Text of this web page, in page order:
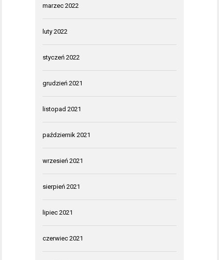
marzec 2022
luty 2022
styczeń 2022
grudzień 2021
listopad 2021
październik 2021
wrzesień 2021
sierpień 2021
lipiec 2021
czerwiec 2021